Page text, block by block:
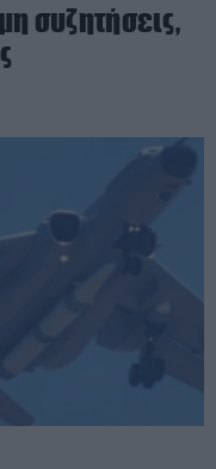
συζητήσεις,